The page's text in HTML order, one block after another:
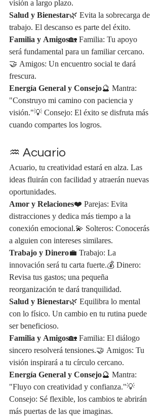
visión a largo plazo.
Salud y Bienestar🌿 Evita la sobrecarga de
trabajo. El descanso es parte del éxito.
Familia y Amigos🏡 Familia: Tu apoyo
será fundamental para un familiar cercano.
🤝 Amigos: Un encuentro social te dará
frescura.
Energía General y Consejo🔮 Mantra:
"Construyo mi camino con paciencia y
visión."💡 Consejo: El éxito se disfruta más
cuando compartes los logros.
♒ Acuario
Acuario, tu creatividad estará en alza. Las
ideas fluirán con facilidad y atraerán nuevas
oportunidades.
Amor y Relaciones❤️ Parejas: Evita
distracciones y dedica más tiempo a la
conexión emocional.💫 Solteros: Conocerás
a alguien con intereses similares.
Trabajo y Dinero💼 Trabajo: La
innovación será tu carta fuerte.💰 Dinero:
Revisa tus gastos; una pequeña
reorganización te dará tranquilidad.
Salud y Bienestar🌿 Equilibra lo mental
con lo físico. Un cambio en tu rutina puede
ser beneficioso.
Familia y Amigos🏡 Familia: El diálogo
sincero resolverá tensiones.🤝 Amigos: Tu
visión inspirará a tu círculo cercano.
Energía General y Consejo🔮 Mantra:
"Fluyo con creatividad y confianza."💡
Consejo: Sé flexible, los cambios te abrirán
más puertas de las que imaginas.